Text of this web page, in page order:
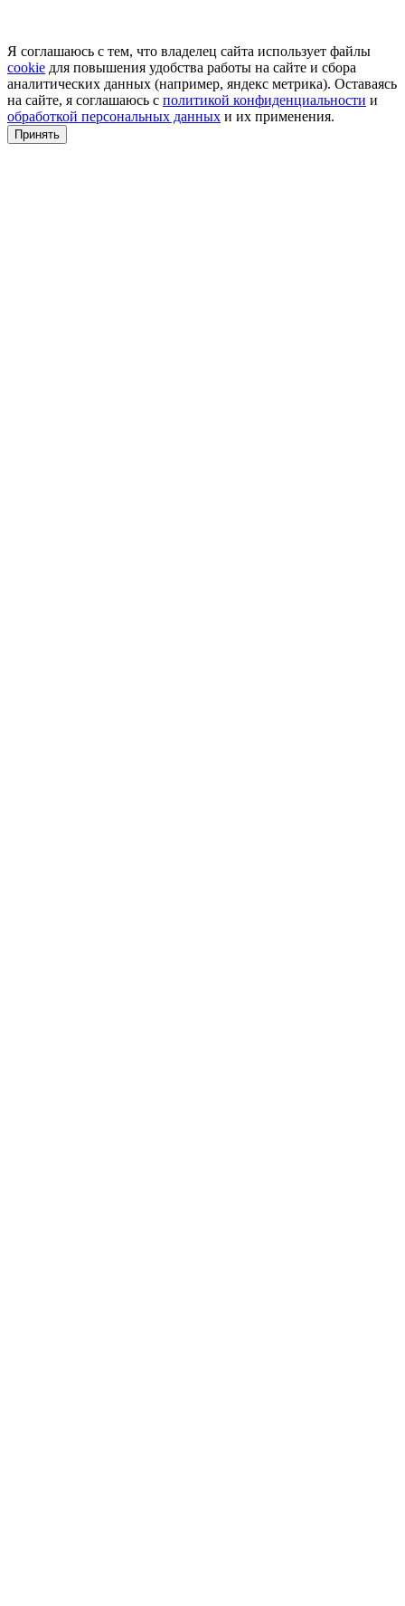
Я соглашаюсь с тем, что владелец сайта использует файлы
cookie для повышения удобства работы на сайте и сбора
аналитических данных (например, яндекс метрика). Оставаясь
на сайте, я соглашаюсь с политикой конфиденциальности и
обработкой персональных данных и их применения.
Принять